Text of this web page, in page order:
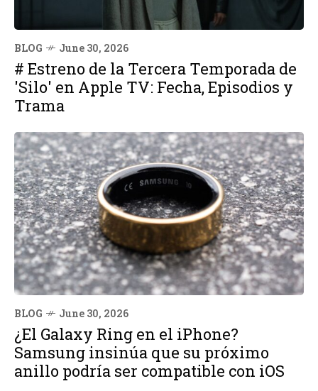
BLOG June 30, 2026
# Estreno de la Tercera Temporada de
'Silo' en Apple TV: Fecha, Episodios y
Trama
BLOG June 30, 2026
¿El Galaxy Ring en el iPhone?
Samsung insinúa que su próximo
anillo podría ser compatible con iOS